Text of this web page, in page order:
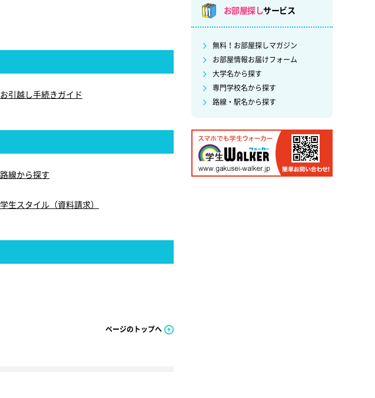
お引越し手続きガイド
路線から探す
学生スタイル（資料請求）
ページのトップへ
お部屋探しサービス
無料！お部屋探しマガジン
お部屋情報お届けフォーム
大学名から探す
専門学校名から探す
路線・駅名から探す